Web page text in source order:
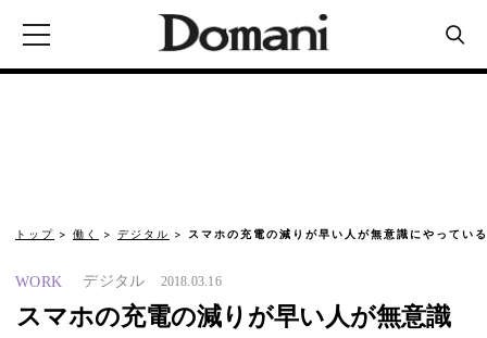
トップ 働く デジタル スマホの充電の減りが早い人が無意識にやってい
WORK デジタル 2018.03.16
スマホの充電の減りが早い人が無意識